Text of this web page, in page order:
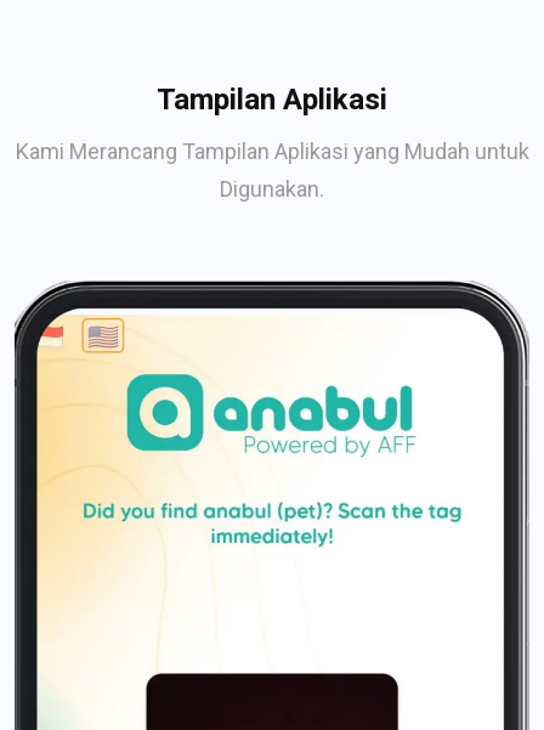
Tampilan Aplikasi
Kami Merancang Tampilan Aplikasi yang Mudah untuk
Digunakan.